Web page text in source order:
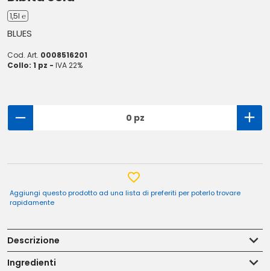
1,5l ℮
BLUES
Cod. Art. 0008516201
Collo: 1 pz - IVA 22%
0 pz
Aggiungi questo prodotto ad una lista di preferiti per poterlo trovare
rapidamente
Descrizione
Ingredienti